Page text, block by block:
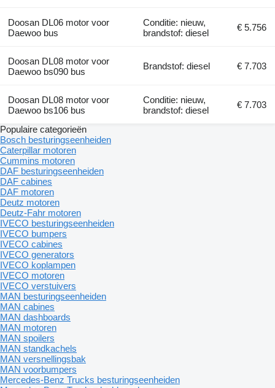
Doosan DL06 motor voor
Daewoo bus
Conditie: nieuw,
brandstof: diesel
€ 5.756
Doosan DL08 motor voor
Daewoo bs090 bus
Brandstof: diesel € 7.703
Doosan DL08 motor voor
Daewoo bs106 bus
Conditie: nieuw,
brandstof: diesel
€ 7.703
Populaire categorieën
Bosch besturingseenheiden
Caterpillar motoren
Cummins motoren
DAF besturingseenheiden
DAF cabines
DAF motoren
Deutz motoren
Deutz-Fahr motoren
IVECO besturingseenheiden
IVECO bumpers
IVECO cabines
IVECO generators
IVECO koplampen
IVECO motoren
IVECO verstuivers
MAN besturingseenheiden
MAN cabines
MAN dashboards
MAN motoren
MAN spoilers
MAN standkachels
MAN versnellingsbak
MAN voorbumpers
Mercedes-Benz Trucks besturingseenheiden